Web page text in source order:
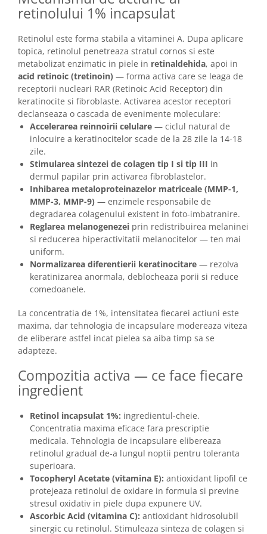
retinolului 1% incapsulat
Retinolul este forma stabila a vitaminei A. Dupa aplicare
topica, retinolul penetreaza stratul cornos si este
metabolizat enzimatic in piele in retinaldehida, apoi in
acid retinoic (tretinoin) — forma activa care se leaga de
receptorii nucleari RAR (Retinoic Acid Receptor) din
keratinocite si fibroblaste. Activarea acestor receptori
declanseaza o cascada de evenimente moleculare:
Accelerarea reinnoirii celulare — ciclul natural de
inlocuire a keratinocitelor scade de la 28 zile la 14-18
zile.
Stimularea sintezei de colagen tip I si tip III in
dermul papilar prin activarea fibroblastelor.
Inhibarea metaloproteinazelor matriceale (MMP-1,
MMP-3, MMP-9) — enzimele responsabile de
degradarea colagenului existent in foto-imbatranire.
Reglarea melanogenezei prin redistribuirea melaninei
si reducerea hiperactivitatii melanocitelor — ten mai
uniform.
Normalizarea diferentierii keratinocitare — rezolva
keratinizarea anormala, deblocheaza porii si reduce
comedoanele.
La concentratia de 1%, intensitatea fiecarei actiuni este
maxima, dar tehnologia de incapsulare modereaza viteza
de eliberare astfel incat pielea sa aiba timp sa se
adapteze.
Compozitia activa — ce face fiecare
ingredient
Retinol incapsulat 1%: ingredientul-cheie.
Concentratia maxima eficace fara prescriptie
medicala. Tehnologia de incapsulare elibereaza
retinolul gradual de-a lungul noptii pentru toleranta
superioara.
Tocopheryl Acetate (vitamina E): antioxidant lipofil ce
protejeaza retinolul de oxidare in formula si previne
stresul oxidativ in piele dupa expunere UV.
Ascorbic Acid (vitamina C): antioxidant hidrosolubil
sinergic cu retinolul. Stimuleaza sinteza de colagen si